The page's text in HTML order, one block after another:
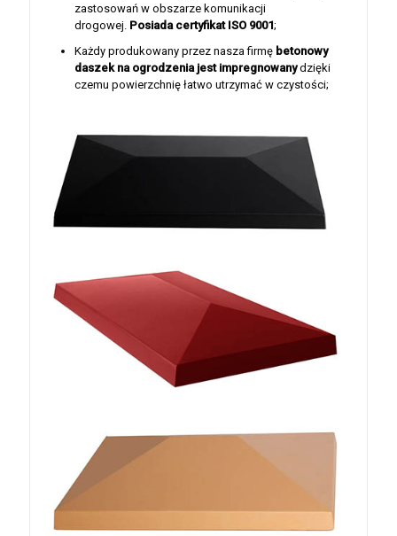
zastosowań w obszarze komunikacji
drogowej. Posiada certyfikat ISO 9001;
Każdy produkowany przez nasza firmę betonowy
daszek na ogrodzenia jest impregnowanydzięki
czemu powierzchnię łatwo utrzymać w czystości;